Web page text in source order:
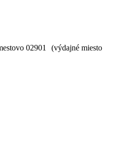
02901 (výdajné miesto